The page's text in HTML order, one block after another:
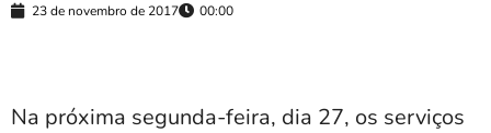
23 de novembro de 2017 00:00
Na próxima segunda-feira, dia 27, os serviços